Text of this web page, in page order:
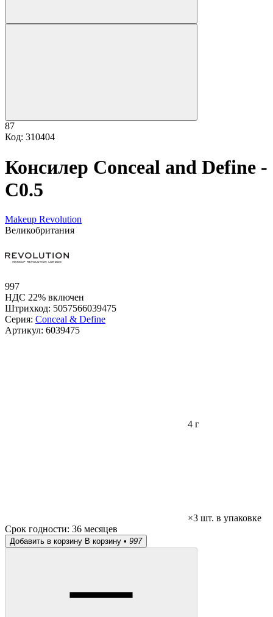
87
Код: 310404
Консилер Conceal and Define -
C0.5
Makeup Revolution
Великобритания
997
НДС 22% включен
Штрихкод: 5057566039475
Серия: Conceal & Define
Артикул: 6039475
4 г
×3 шт. в упаковке
Срок годности: 36 месяцев
Добавить в корзину В корзину • 997